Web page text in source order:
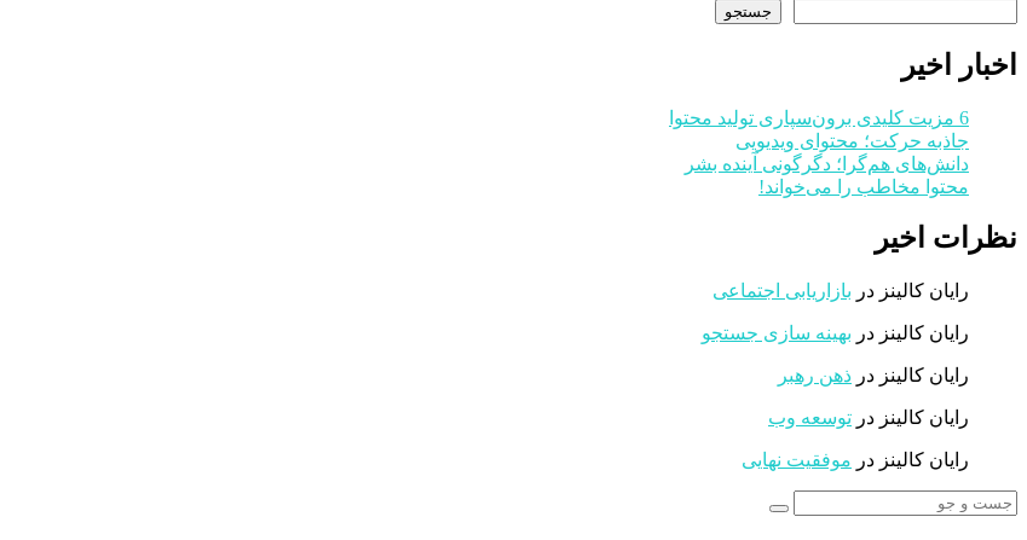
جستجو
اخبار اخیر
6 مزیت کلیدی برون‌سپاری تولید محتوا
جاذبه حرکت؛ محتوای ویدیویی
دانش‌های هم‌گرا؛ دگرگونی آینده بشر
محتوا مخاطب را می‌خواند!
نظرات اخیر
رایان کالینز در بازاریابی اجتماعی
رایان کالینز در بهینه سازی جستجو
رایان کالینز در ذهن رهبر
رایان کالینز در توسعه وب
رایان کالینز در موفقیت نهایی